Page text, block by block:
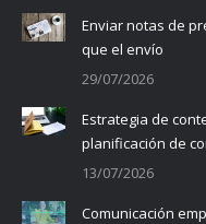
Enviar notas de
que el envío
29/07/2026
Estrategia de
planificación de
13/07/2026
Comunicación